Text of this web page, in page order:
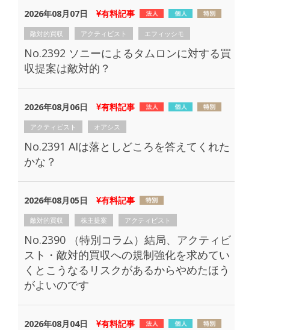
2026年08月07日 有料記事
敵対的買収 アクティビスト エフィッシモ
No.2392 ソニーによるタムロンに対する買
収提案は敵対的？
2026年08月06日 有料記事
アクティビスト オアシス
No.2391 AIは落としどころを答えてくれた
かな？
2026年08月05日 有料記事
敵対的買収 株主提案 アクティビスト
No.2390 （特別コラム）結局、アクティビ
スト・敵対的買収への規制強化を求めてい
くとこうなるリスクがあるからやめたほう
がよいのです
2026年08月04日 有料記事